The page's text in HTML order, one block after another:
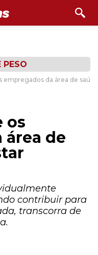
PESO
empregados da área de
os
área de
contribuir para
transcorra de